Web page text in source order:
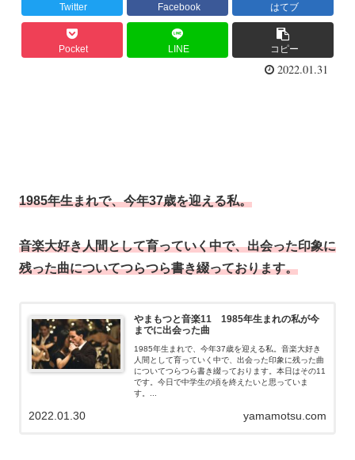
Twitter Facebook はてブ
Pocket LINE コピー
2022.01.31
1985年生まれで、今年37歳を迎える私。
音楽大好き人間として育っていく中で、出会った印象に
残った曲についてつらつら書き綴っております。
やまもつと音楽11 1985年生まれの私が今
までに出会った曲
1985年生まれで、今年37歳を迎える私。音楽大好き
人間として育っていく中で、出会った印象に残った曲
についてつらつら書き綴っております。本日はその11
です。今日で中学生の頃を終えたいと思っていま
す。...
yamamotsu.com
2022.01.30